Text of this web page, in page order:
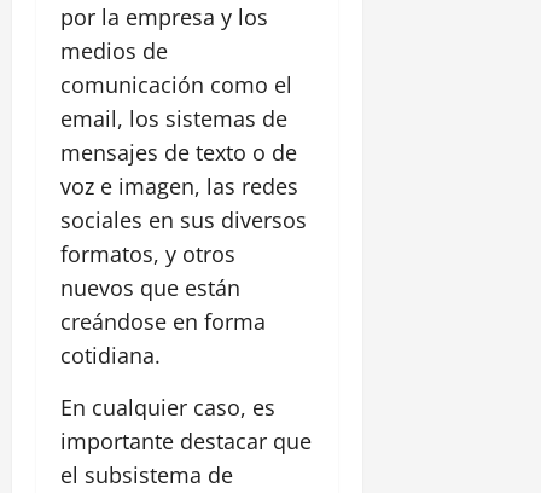
por la empresa y los
medios de
comunicación como el
email, los sistemas de
mensajes de texto o de
voz e imagen, las redes
sociales en sus diversos
formatos, y otros
nuevos que están
creándose en forma
cotidiana.
En cualquier caso, es
importante destacar que
el subsistema de